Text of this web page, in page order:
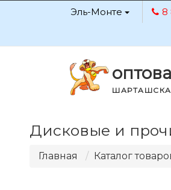
Эль-Монте 8
Дисковые и
Главная Каталог